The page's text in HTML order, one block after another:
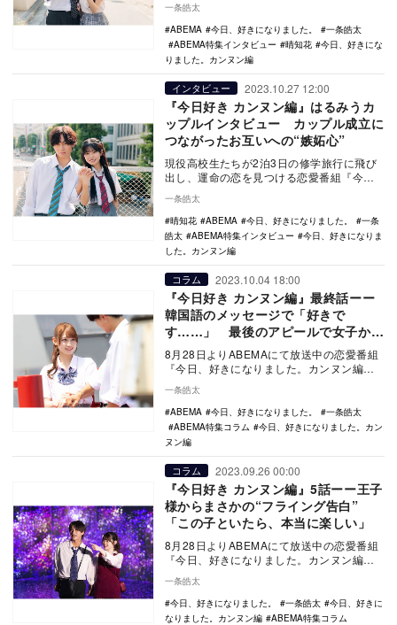
月2日に…
一条皓太
ABEMA
今日、好きになりました。
一条皓太
ABEMA特集インタビュー
晴知花
今日、好きにな
りました。カンヌン編
インタビュー 2023.10.27 12:00
『今日好き カンヌン編』はるみうカ
ップルインタビュー カップル成立に
つながったお互いへの“嫉妬心”
現役高校生たちが2泊3日の修学旅行に飛び
出し、運命の恋を見つける恋愛番組『今
下：今日好き…
一条皓太
晴知花
ABEMA 今日、好きになりました。
一条
皓太
ABEMA特集インタビュー
今日、好きになりま
した。カンヌン編
コラム 2023.10.04 18:00
『今日好き カンヌン編』最終話ーー
韓国語のメッセージで「好きで
す……」 最後のアピールで女子から
振り切った告白
8月28日よりABEMAにて放送中の恋愛番組
『今日、好きになりました。カンヌン編』
3日の…
一条皓太
ABEMA
今日、好きになりました。
一条皓太
ABEMA特集コラム
今日、好きになりました。カン
ヌン編
コラム 2023.09.26 00:00
『今日好き カンヌン編』5話ーー王子
様からまさかの“フライング告白”
「この子といたら、本当に楽しい」
8月28日よりABEMAにて放送中の恋愛番組
『今日、好きになりました。カンヌン編』
3日の…
一条皓太
今日、好きになりました。
一条皓太
今日、好きに
なりました。カンヌン編
ABEMA特集コラム